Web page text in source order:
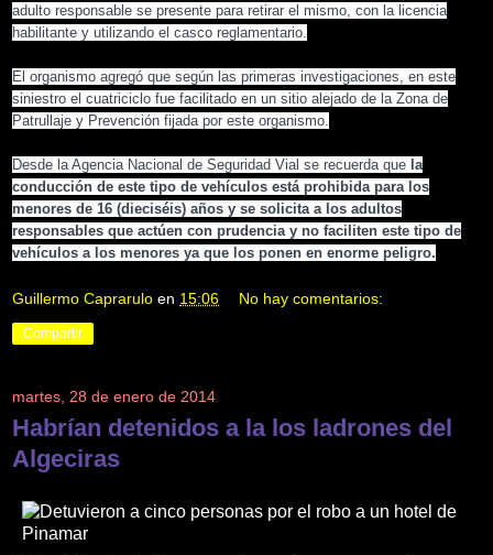
adulto responsable se presente para retirar el mismo, con la licencia
habilitante y utilizando el casco reglamentario.
El organismo agregó que según las primeras investigaciones, en este
siniestro el cuatriciclo fue facilitado en un sitio alejado de la Zona de
Patrullaje y Prevención fijada por este organismo.
Desde la Agencia Nacional de Seguridad Vial se recuerda que la
conducción de este tipo de vehículos está prohibida para los
menores de 16 (dieciséis) años y se solicita a los adultos
responsables que actúen con prudencia y no faciliten este tipo de
vehículos a los menores ya que los ponen en enorme peligro.
Guillermo Caprarulo en 15:06 No hay comentarios:
Compartir
martes, 28 de enero de 2014
Habrían detenidos a la los ladrones del
Algeciras